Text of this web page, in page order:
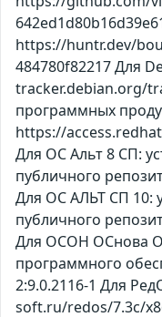
https://huntr.dev/
484780f82217 Для
tracker.debian.org/
программных
https://
Для ОС Альт 8 СП:
публичного
Для ОС АЛЬТ СП 10:
публичного
Для ОСОН ОСнова
программного
2:9.0.2116-1 Для
soft.ru/redos/7.3c/